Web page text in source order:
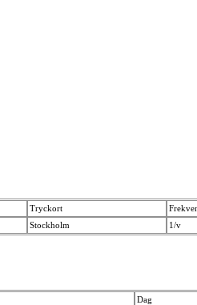
Tryckort
Stockholm 1/v
Dag